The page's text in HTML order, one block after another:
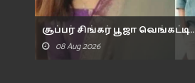
சூப்பர் சிங்கர் பூஜா வெங்கட்டி..
08 Aug 2026